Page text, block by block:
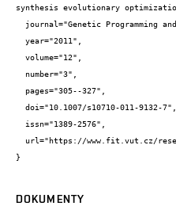
synthesis evolutionary
}
DOKUMENTY